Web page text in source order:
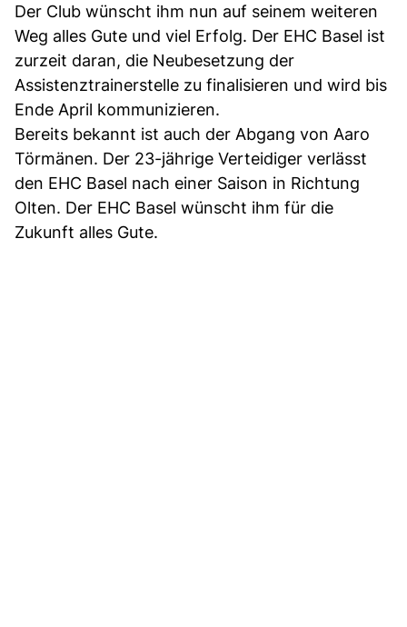
Der Club wünscht ihm nun auf seinem weiteren
Weg alles Gute und viel Erfolg. Der EHC Basel ist
zurzeit daran, die Neubesetzung der
Assistenztrainerstelle zu finalisieren und wird bis
Ende April kommunizieren.
Bereits bekannt ist auch der Abgang von Aaro
Törmänen. Der 23-jährige Verteidiger verlässt
den EHC Basel nach einer Saison in Richtung
Olten. Der EHC Basel wünscht ihm für die
Zukunft alles Gute.